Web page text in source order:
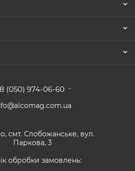
(050) 974-06-60
смт. Слобожанське, вул.
Паркова, 3
обробки замовлень: